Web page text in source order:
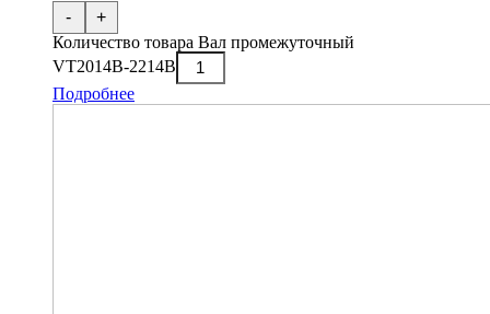
-
Количество товара Вал промежуточный
VT2014В-2214В
+
Подробнее